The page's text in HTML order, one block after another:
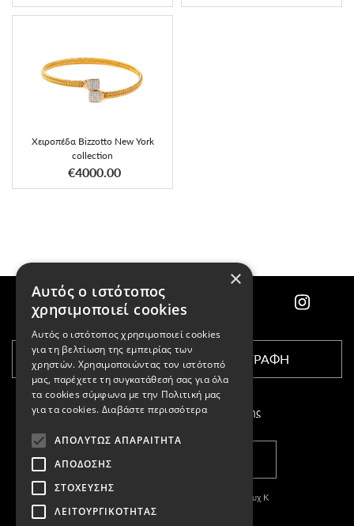
Χειροπέδα Bizzotto New York
collection
€4000.00
ΕΓΓΡΑΦΗ
Αποδέχομαι τους όρους χρήσης
Copyright © 2011-2026 Κασπαριάν Σεμπουχ Κ
With
×
Αυτός ο ιστότοπος
χρησιμοποιεί cookies
Αυτός ο ιστότοπος χρησιμοποιεί cookies
για τη βελτίωση της εμπειρίας των
χρηστών. Χρησιμοποιώντας τον ιστότοπό
μας, παρέχετε τη συγκατάθεσή σας για όλα
τα cookies σύμφωνα με την Πολιτική μας
για τα cookies. Διαβάστε περισσότερα
ΑΠΟΛΎΤΩΣ ΑΠΑΡΑΊΤΗΤΑ
ΑΠΌΔΟΣΗΣ
ΣΤΌΧΕΥΣΗΣ
ΛΕΙΤΟΥΡΓΙΚΌΤΗΤΑΣ